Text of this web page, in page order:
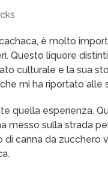
è molto
Questo liquore
culturale e la sua
mi ha riportato alle
quella esperienza.
messo sulla strada
canna da zucchero